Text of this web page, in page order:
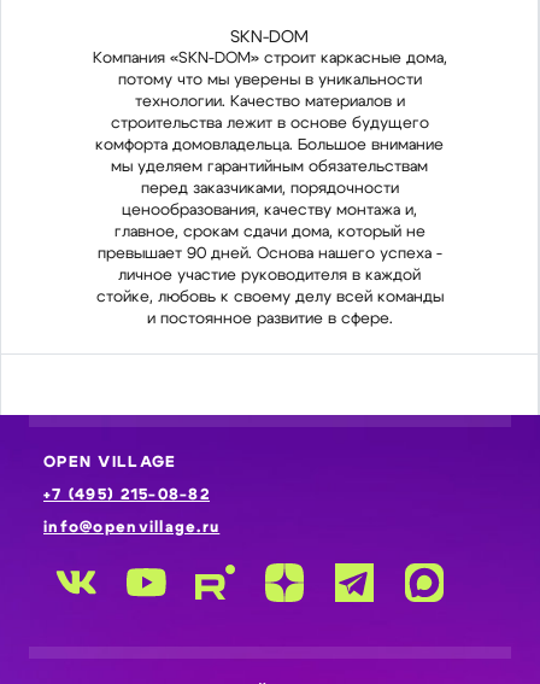
SKN-DOM
Компания «SKN-DOM» строит каркасные дома,
потому что мы уверены в уникальности
технологии. Качество материалов и
строительства лежит в основе будущего
комфорта домовладельца. Большое внимание
мы уделяем гарантийным обязательствам
перед заказчиками, порядочности
ценообразования, качеству монтажа и,
главное, срокам сдачи дома, который не
превышает 90 дней. Основа нашего успеха -
личное участие руководителя в каждой
стойке, любовь к своему делу всей команды
и постоянное развитие в сфере.
OPEN VILLAGE
+7 (495) 215-08-82
info@openvillage.ru